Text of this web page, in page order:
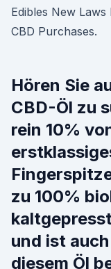
Edibles New
CBD Purchases.
Hören Sie
CBD-Öl zu
rein 10%
zu 100%
und ist
diesem Öl